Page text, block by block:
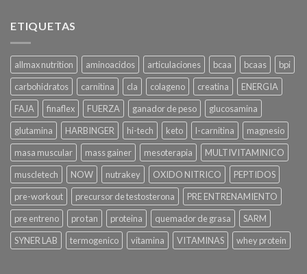
ETIQUETAS
allmax nutrition aminoacidos articulaciones bcaa bcaas
bpi
carbohidratos
carnitina cla colageno creatina
ENERGIA
FAJA
finaflex FUERZA ganador de peso
glucosamina
glutamina
HARBINGER hi-tech keto l-carnitina
magnesio
masa muscular
mass gainer mesoterapia
MULTIVITAMINICO
muscletech
NOW nutrakey OXIDO NITRICO
PEPTIDOS
pre-workout
precursor de testosterona
PRE ENTRENAMIENTO
pre entreno
pro tan proteina quemador de grasa
SARM
SYNER LAB
termogenico vitamina VITAMINAS whey protein